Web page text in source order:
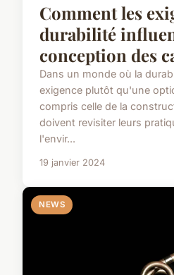
Comment les
durabilité
conception des
Dans un monde où la
exigence plutôt qu'une
compris celle de la
doivent revisiter leurs
l'envir...
19 janvier 2024
NEWS